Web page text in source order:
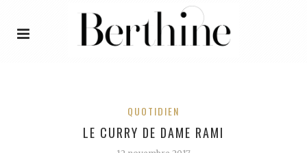
QUOTIDIEN
LE CURRY DE DAME RAMI